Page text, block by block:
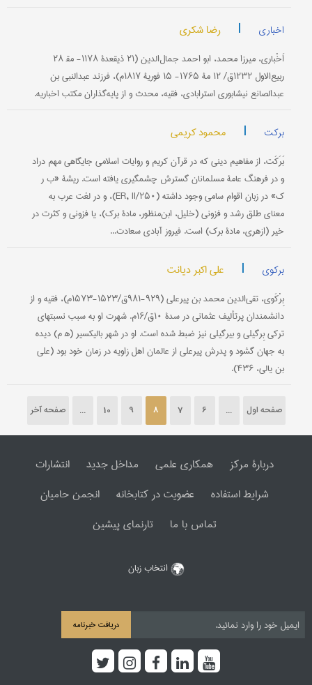
اخباری | رضا شکری
اَخْباری‌، میرزا محمد، ابو احمد جمال‌الدین‌ (۲۱ ذیقعدۀ ۱۱۷۸- مق‍ ۲۸
ربیع‌الاول‌ ۱۲۳۲ق‌/ ۱۲ مۀ ۱۷۶۵- ۱۵ فوریۀ ۱۸۱۷م‌)، فرزند عبدالنبی‌ بن‌
عبدالصانع‌ نیشابوری‌ استرابادی‌، فقیه‌، محدث‌ و از پایه‌گذاران‌ مكتب‌ اخباریه‌.
برکت | محمود کریمی
بَرَکَت، از مفاهیم دینی که در قرآن کریم و روایات اسلامی جایگاهی مهم دراد
و در فرهنگ عامۀ مسلمانان گسترش چشمگیری یافته است. ریشۀ «ب ر
ک» در زبان اقوام سامی وجود داشته (ER, II/۲۵۰)، و در لغت عرب به
معنای طلق رشد و فزونی (خلیل، ابن‌منظور، مادۀ برک)، یا فزونی و کثرت در
خیر (ازهری، مادۀ برک) است. فیروز آبادی سعادت...
برکوی | علی اکبر دیانت
بِرْکَوی، تقی‌الدین محمد بن پیرعلی (۹۲۹-۹۸۱ق/۱۵۲۳-۱۵۷۳م)، فقیه و از
دانشمندان پرتألیف عثمانی در سدۀ ۱۰ق/۱۶م. شهرت او به سبب نسبتهای
ترکی بِرگیلی و بیرگیلی نیز ضبط شده است. او در شهر بالیکسیر (ﻫ م) دیده
به جهان گشود و پدرش پیرعلی از عالمان اهل زاویه در زمان خود بود (علی
بن یالی، ۴۳۶).
صفحه اول ...
6
7
8
9
10
... صفحه آخر
دربارۀ مرکز همکاری علمی مداخل جدید
انتشارات
شرایط استفاده
عضویت در کتابخانه
انجمن حامیان
تماس با ما
تارنمای پیشین
انتخاب زبان
دریافت خبرنامه